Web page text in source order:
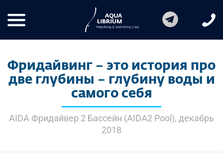
Фридайвинг – это история про
две глубины – глубину воды и
самого себя
AIDA Фридайвер 2 Бассейн (AIDA2 Pool), декабрь
2018